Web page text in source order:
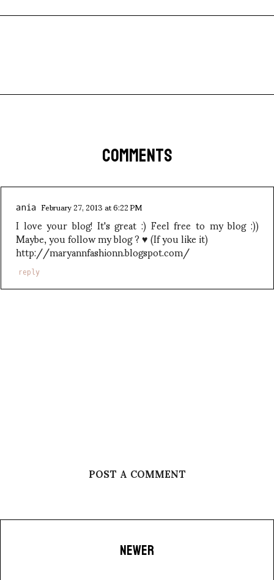
COMMENTS
ania February 27, 2013 at 6:22 PM
I love your blog! It's great :) Feel free to my blog :))
Maybe, you follow my blog ? ♥ (If you like it)
http://maryannfashionn.blogspot.com/
reply
POST A COMMENT
NEWER